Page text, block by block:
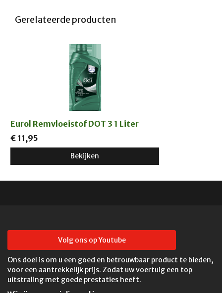
Gerelateerde producten
Eurol Remvloeistof DOT 3 1 Liter
€ 11,95
Bekijken
Volg ons op Youtube
Ons doel is om u een goed en betrouwbaar product te bieden,
voor een aantrekkelijk prijs. Zodat uw voertuig een top
uitstraling met goede prestaties heeft.